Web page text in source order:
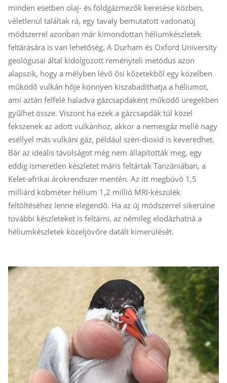
minden esetben olaj- és földgázmezők keresése közben,
véletlenül találtak rá, egy tavaly bemutatott vadonatúj
módszerrel azonban már kimondottan héliumkészletek
feltárására is van lehetőség. A Durham és Oxford University
geológusai által kidolgozott reményteli metódus azon
alapszik, hogy a mélyben lévő ősi kőzetekből egy közelben
működő vulkán hője könnyen kiszabadíthatja a héliumot,
ami aztán felfelé haladva gázcsapdaként működő üregekben
gyűlhet össze. Viszont ha ezek a gázcsapdák túl közel
fekszenek az adott vulkánhoz, akkor a nemesgáz mellé nagy
eséllyel más vulkáni gáz, például szén-dioxid is keveredhet.
Bár az ideális távolságot még nem állapították meg, egy
eddig ismeretlen készletet máris feltártak Tanzániában, a
Kelet-afrikai árokrendszer mentén. Az itt megbúvó 1,5
milliárd köbméter hélium 1,2 millió MRI-készülék
feltöltéséhez lenne elegendő. Ha az új módszerrel sikerülne
további készleteket is feltárni, az némileg elodázhatná a
héliumkészletek közeljövőre datált kimerülését.